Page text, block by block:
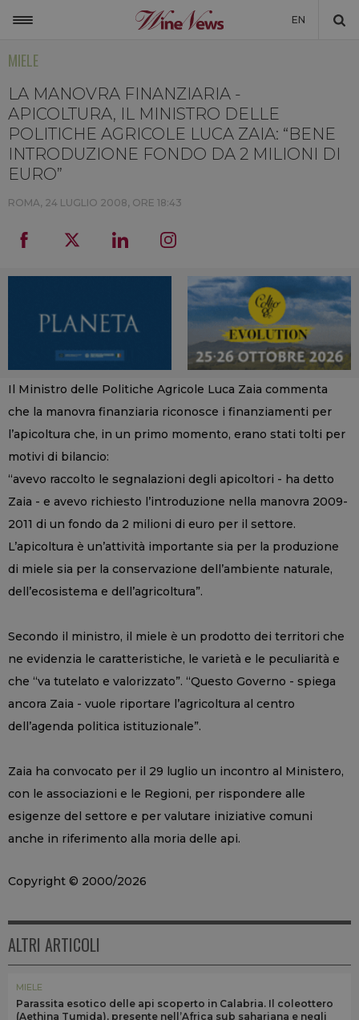
EN
MONDO
NON SOLO VINO
NEWSLETTER
WINENEWS TV
MIELE
LA MANOVRA FINANZIARIA -
APICOLTURA, IL MINISTRO DELLE
POLITICHE AGRICOLE LUCA ZAIA: “BENE
INTRODUZIONE FONDO DA 2 MILIONI DI
EURO”
ROMA, 24 LUGLIO 2008, ORE 18:43
Il Ministro delle Politiche Agricole Luca Zaia commenta
che la manovra finanziaria riconosce i finanziamenti per
l’apicoltura che, in un primo momento, erano stati tolti per
motivi di bilancio:
“avevo raccolto le segnalazioni degli apicoltori - ha detto
Zaia - e avevo richiesto l’introduzione nella manovra 2009-
2011 di un fondo da 2 milioni di euro per il settore.
L’apicoltura è un’attività importante sia per la produzione
di miele sia per la conservazione dell’ambiente naturale,
dell’ecosistema e dell’agricoltura”.
Secondo il ministro, il miele è un prodotto dei territori che
ne evidenzia le caratteristiche, le varietà e le peculiarità e
che “va tutelato e valorizzato”. “Questo Governo - spiega
ancora Zaia - vuole riportare l’agricoltura al centro
dell’agenda politica istituzionale”.
Zaia ha convocato per il 29 luglio un incontro al Ministero,
con le associazioni e le Regioni, per rispondere alle
esigenze del settore e per valutare iniziative comuni
anche in riferimento alla moria delle api.
Copyright © 2000/2026
ALTRI ARTICOLI
MIELE
Parassita esotico delle api scoperto in Calabria. Il coleottero
(Aethina Tumida), presente nell’Africa sub sahariana e negli